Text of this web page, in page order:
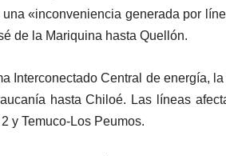
«inconveniencia generada por
de la Mariquina hasta Quellón.
Interconectado Central de energía, la
hasta Chiloé. Las líneas
y Temuco-Los Peumos.